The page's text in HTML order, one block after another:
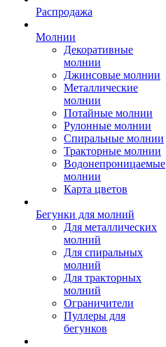
Распродажа
Молнии
Декоративные
молнии
Джинсовые молнии
Металлические
молнии
Потайные молнии
Рулонные молнии
Спиральные молнии
Тракторные молнии
Водонепроницаемые
молнии
Карта цветов
Бегунки для молний
Для металлических
молний
Для спиральных
молний
Для тракторных
молний
Ограничители
Пуллеры для
бегунков